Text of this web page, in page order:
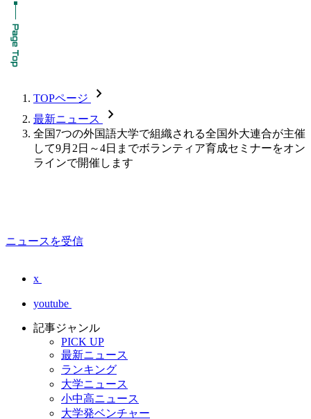
TOPページ chevron_forward
最新ニュース chevron_forward
全国7つの外国語大学で組織される全国外大連合が主催
して9月2日～4日までボランティア育成セミナーをオン
ラインで開催します
ニュースを受信
x
youtube
記事ジャンル
PICK UP
最新ニュース
ランキング
大学ニュース
小中高ニュース
大学発ベンチャー